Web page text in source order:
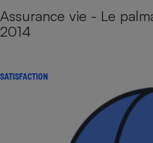
Assurance vie - Le
2014
SATISFACTION